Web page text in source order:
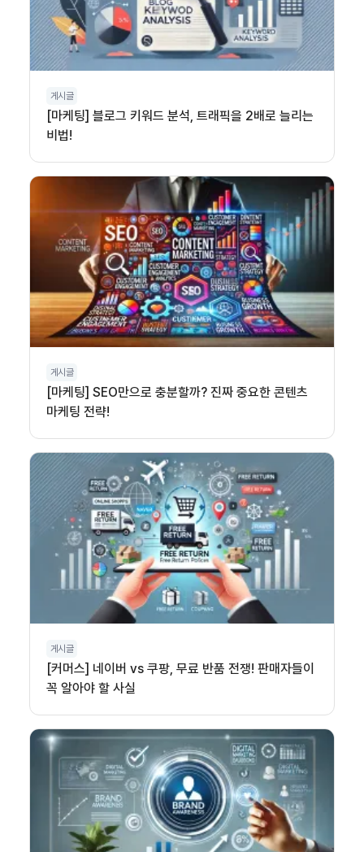
게시글
[마케팅] 블로그 키워드 분석, 트래픽을 2배로 늘리는
비법!
게시글
[마케팅] SEO만으로 충분할까? 진짜 중요한 콘텐츠
마케팅 전략!
게시글
[커머스] 네이버 vs 쿠팡, 무료 반품 전쟁! 판매자들이
꼭 알아야 할 사실